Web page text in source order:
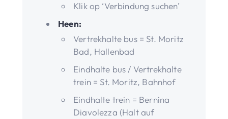
Klik op ‘Verbindung suchen’
Heen:
Vertrekhalte bus = St. Moritz
Bad, Hallenbad
Eindhalte bus / Vertrekhalte
trein = St. Moritz, Bahnhof
Eindhalte trein = Bernina
Diavolezza (Halt auf